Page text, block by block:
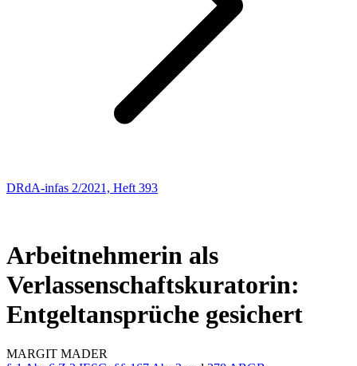
DRdA-infas 2/2021, Heft 393
Arbeitnehmerin als
Verlassenschaftskuratorin:
Entgeltansprüche gesichert
MARGIT MADER